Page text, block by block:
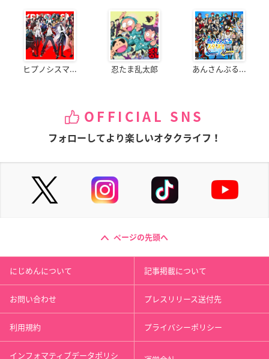
ヒプノシスマ... 忍たま乱太郎 あんさんぶる...
OFFICIAL SNS
フォローしてより楽しいオタクライフ！
ページの先頭へ
にじめんについて 記事掲載について
お問い合わせ プレスリリース送付先
利用規約 プライバシーポリシー
インフォマティブデータポリシ